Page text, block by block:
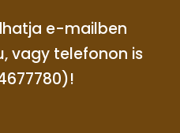
e-mailben
vagy telefonon is